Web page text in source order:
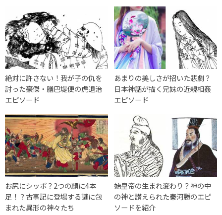
絶対に許さない！我が子の仇を
討った豪傑・膳巴堤便の虎退治
エピソード
あまりの美しさが招いた悲劇？
日本神話が描く兄妹の近親相姦
エピソード
お尻にシッポ？2つの顔に4本
足！？古事記に登場する謎に包
まれた異形の神々たち
始皇帝の生まれ変わり？神の中
の神と讃えられた秦河勝のエピ
ソードを紹介